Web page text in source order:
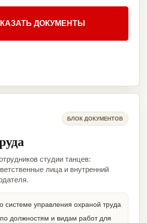
ДОКУМЕНТЫ
БЛОК ДОКУМЕНТОВ
студии танцев:
лица и внутренний
системе управления охраной труда
по должностям и видам работ для